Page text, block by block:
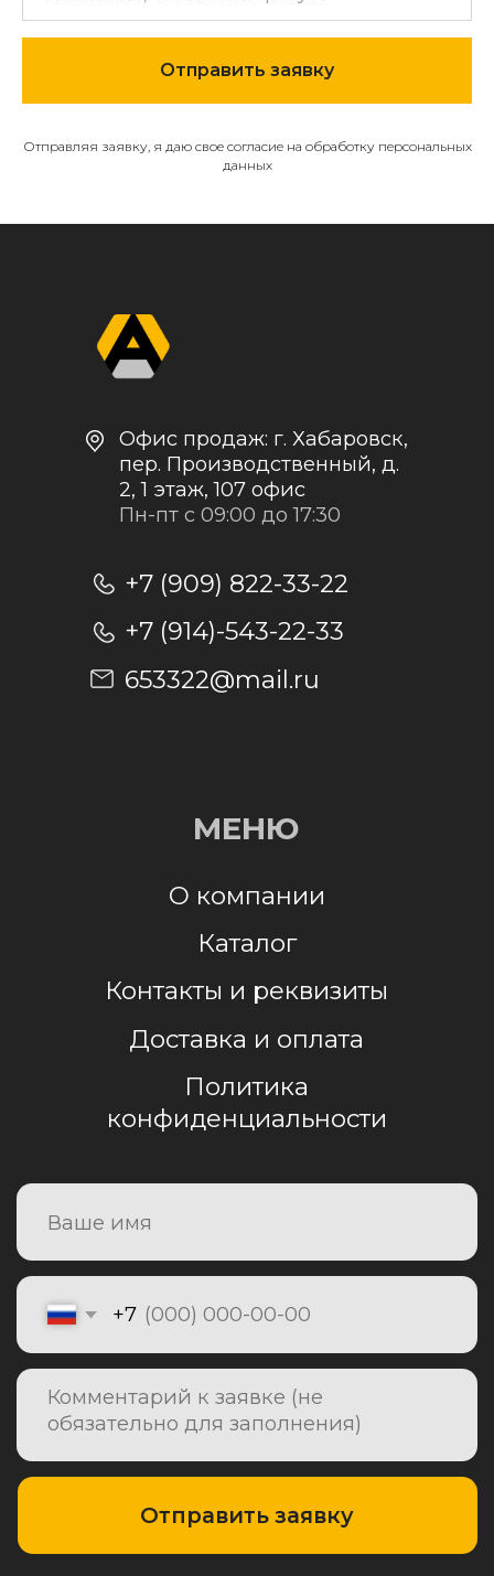
Отправить заявку
Отправляя заявку, я даю свое согласие на обработку персональных
данных
Контакты и реквизиты
Доставка и оплата
Политика
+7 (909) 822-33-22
Отправить заявку